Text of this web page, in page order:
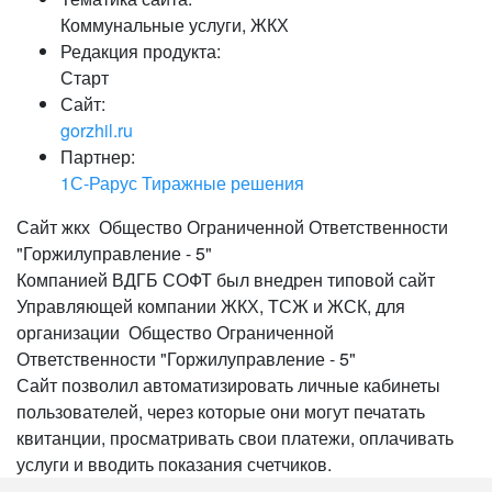
Коммунальные услуги, ЖКХ
Редакция продукта:
Старт
Сайт:
gorzhil.ru
Партнер:
1С-Рарус Тиражные решения
Сайт жкх Общество Ограниченной Ответственности
"Горжилуправление - 5"
Компанией ВДГБ СОФТ был внедрен типовой сайт
Управляющей компании ЖКХ, ТСЖ и ЖСК, для
организации Общество Ограниченной
Ответственности "Горжилуправление - 5"
Сайт позволил автоматизировать личные кабинеты
пользователей, через которые они могут печатать
квитанции, просматривать свои платежи, оплачивать
услуги и вводить показания счетчиков.